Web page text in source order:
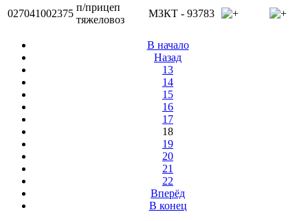
027041002375
п/прицеп
тяжеловоз
МЗКТ - 93783
В начало
Назад
13
14
15
16
17
18
19
20
21
22
Вперёд
В конец